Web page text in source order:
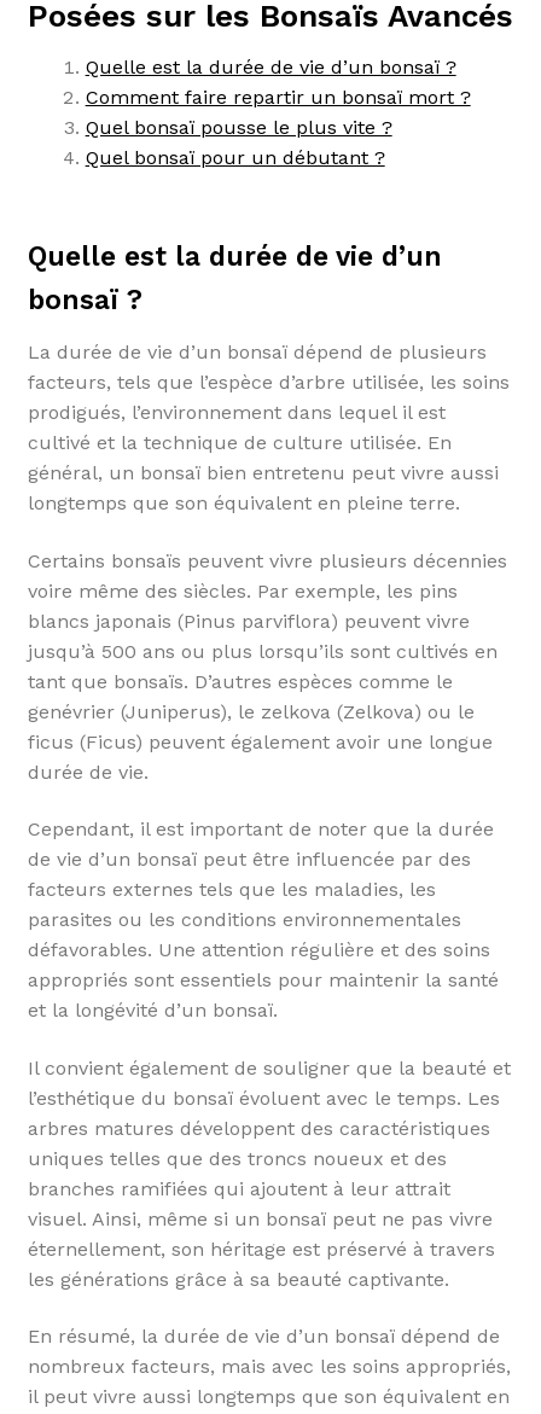
Posées sur les Bonsaïs Avancés
Quelle est la durée de vie d’un bonsaï ?
Comment faire repartir un bonsaï mort ?
Quel bonsaï pousse le plus vite ?
Quel bonsaï pour un débutant ?
Quelle est la durée de vie d’un
bonsaï ?
La durée de vie d’un bonsaï dépend de plusieurs
facteurs, tels que l’espèce d’arbre utilisée, les soins
prodigués, l’environnement dans lequel il est
cultivé et la technique de culture utilisée. En
général, un bonsaï bien entretenu peut vivre aussi
longtemps que son équivalent en pleine terre.
Certains bonsaïs peuvent vivre plusieurs décennies
voire même des siècles. Par exemple, les pins
blancs japonais (Pinus parviflora) peuvent vivre
jusqu’à 500 ans ou plus lorsqu’ils sont cultivés en
tant que bonsaïs. D’autres espèces comme le
genévrier (Juniperus), le zelkova (Zelkova) ou le
ficus (Ficus) peuvent également avoir une longue
durée de vie.
Cependant, il est important de noter que la durée
de vie d’un bonsaï peut être influencée par des
facteurs externes tels que les maladies, les
parasites ou les conditions environnementales
défavorables. Une attention régulière et des soins
appropriés sont essentiels pour maintenir la santé
et la longévité d’un bonsaï.
Il convient également de souligner que la beauté et
l’esthétique du bonsaï évoluent avec le temps. Les
arbres matures développent des caractéristiques
uniques telles que des troncs noueux et des
branches ramifiées qui ajoutent à leur attrait
visuel. Ainsi, même si un bonsaï peut ne pas vivre
éternellement, son héritage est préservé à travers
les générations grâce à sa beauté captivante.
En résumé, la durée de vie d’un bonsaï dépend de
nombreux facteurs, mais avec les soins appropriés,
il peut vivre aussi longtemps que son équivalent en